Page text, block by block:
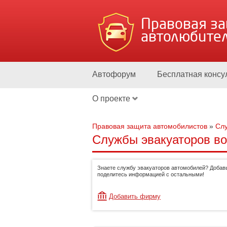
Правовая
Автофорум Бесплатная
О проекте
Правовая защита автомобилистов »
Службы эвакуаторов
Знаете службу эвакуаторов автомобилей?
поделитесь информацией с остальными!
Добавить фирму